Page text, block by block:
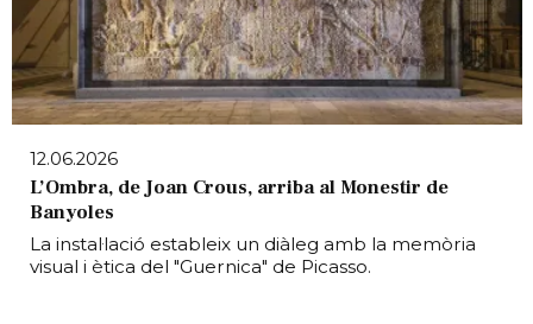
12.06.2026
L’Ombra, de Joan Crous, arriba al Monestir de
Banyoles
La instal·lació estableix un diàleg amb la memòria
visual i ètica del "Guernica" de Picasso.